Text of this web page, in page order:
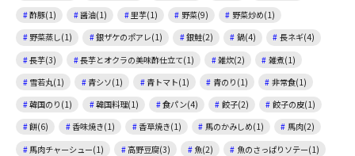
酢豚(1)
醤油(1) 里芋(1) 野菜(9)
野菜炒め(1)
野菜蒸し(1)
銀ザケのポアレ(1) 銀鮭(2) 鍋(4)
長ネギ(4)
長芋(3)
長芋とオクラの美味酢仕立て(1) 雑炊(2)
雑煮(1)
雪若丸(1)
青シソ(1) 青トマト(1) 青のり(1)
非常食(1)
韓国のり(1)
韓国料理(1) 食パン(4) 餃子(2)
餃子の皮(1)
餅(6)
香味焼き(1) 香草焼き(1) 馬のかみしめ(1)
馬肉(2)
馬肉チャーシュー(1)
高野豆腐(3) 魚(2)
魚のさっぱりソテー(1)